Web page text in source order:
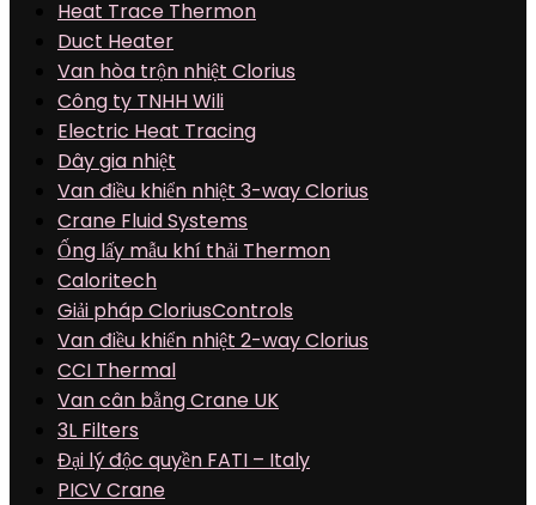
Heat Trace Thermon
Duct Heater
Van hòa trộn nhiệt Clorius
Công ty TNHH Wili
Electric Heat Tracing
Dây gia nhiệt
Van điều khiển nhiệt 3-way Clorius
Crane Fluid Systems
Ống lấy mẫu khí thải Thermon
Caloritech
Giải pháp CloriusControls
Van điều khiển nhiệt 2-way Clorius
CCI Thermal
Van cân bằng Crane UK
3L Filters
Đại lý độc quyền FATI – Italy
PICV Crane